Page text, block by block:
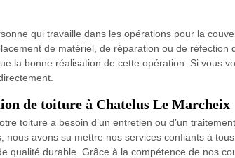
qui travaille dans les opérations pour la
de matériel, de réparation ou de
la bonne réalisation de cette opération. Si vous
de toiture à Chatelus Le Marcheix
toiture a besoin d’un entretien ou d’un
nous avons su mettre nos services confiants à
qualité durable. Grâce à la compétence de nos